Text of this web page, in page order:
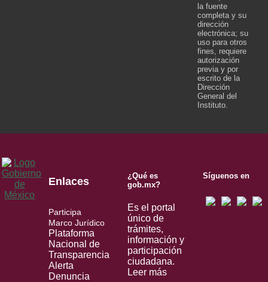
la fuente
completa y su
dirección
electrónica; su
uso para otros
fines, requiere
autorización
previa y por
escrito de la
Dirección
General del
Instituto.
Enlaces
Participa
Marco Jurídico
Plataforma
Nacional de
Transparencia
Alerta
Denuncia
¿Qué es
gob.mx?
Es el portal
único de
trámites,
información y
participación
ciudadana.
Leer más
Síguenos en